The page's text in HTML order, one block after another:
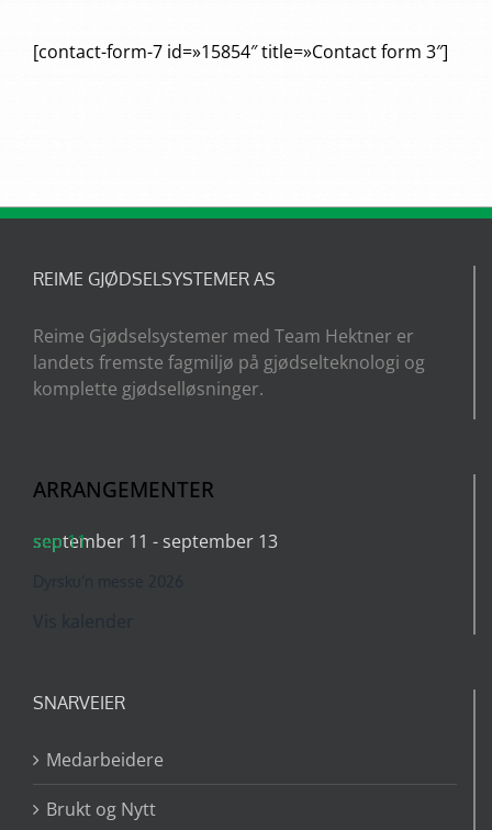
[contact-form-7 id=»15854″ title=»Contact form 3″]
REIME GJØDSELSYSTEMER AS
Reime Gjødselsystemer med Team Hektner er
landets fremste fagmiljø på gjødselteknologi og
komplette gjødselløsninger.
ARRANGEMENTER
sep11
september 11 - september 13
SNARVEIER
Medarbeidere
Brukt og Nytt